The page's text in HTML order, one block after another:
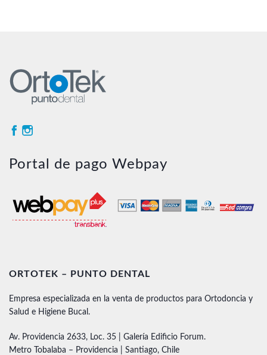
Portal de pago Webpay
ORTOTEK – PUNTO DENTAL
Empresa especializada en la venta de productos para Ortodoncia y
Salud e Higiene Bucal.
Av. Providencia 2633, Loc. 35 | Galería Edificio Forum.
Metro Tobalaba – Providencia | Santiago, Chile